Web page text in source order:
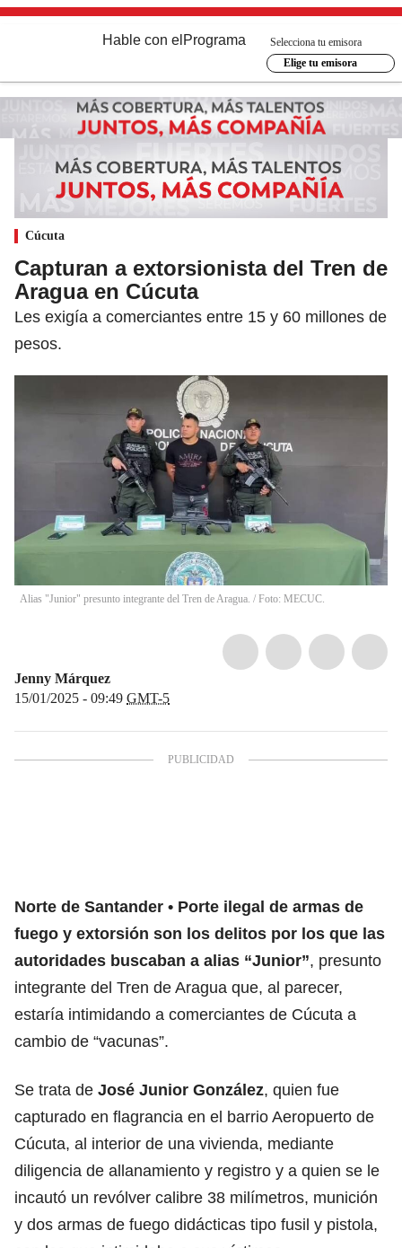
Hable con el Programa
Selecciona tu emisora
Elige tu emisora
Cúcuta
Capturan a extorsionista del Tren de
Aragua en Cúcuta
Les exigía a comerciantes entre 15 y 60 millones de
pesos.
Alias "Junior" presunto integrante del Tren de Aragua. / Foto: MECUC.
Jenny Márquez
15/01/2025 - 09:49 GMT-5
Norte de Santander
Porte ilegal de armas de
fuego y extorsión son los delitos por los que las
autoridades buscaban a alias “Junior”, presunto
integrante del Tren de Aragua que, al parecer,
estaría intimidando a comerciantes de Cúcuta a
cambio de “vacunas”.
Se trata de José Junior González, quien fue
capturado en flagrancia en el barrio Aeropuerto de
Cúcuta, al interior de una vivienda, mediante
diligencia de allanamiento y registro y a quien se le
incautó un revólver calibre 38 milímetros, munición
y dos armas de fuego didácticas tipo fusil y pistola,